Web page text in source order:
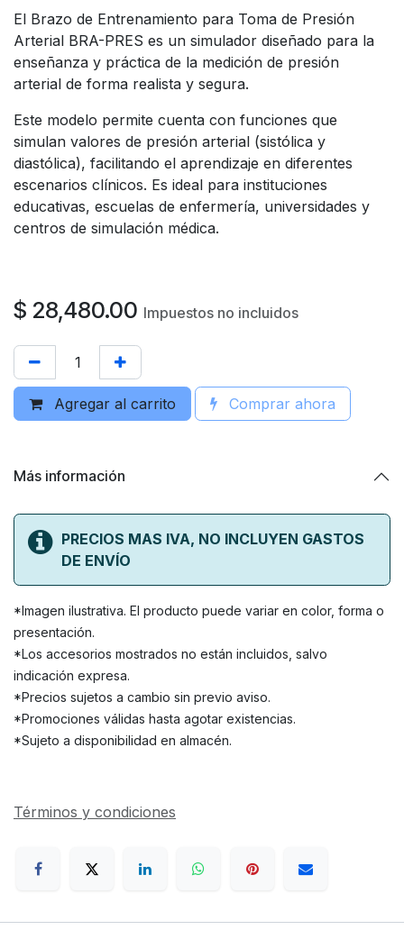
El Brazo de Entrenamiento para Toma de Presión
Arterial BRA-PRES es un simulador diseñado para la
enseñanza y práctica de la medición de presión
arterial de forma realista y segura.
Este modelo permite cuenta con funciones que
simulan valores de presión arterial (sistólica y
diastólica), facilitando el aprendizaje en diferentes
escenarios clínicos. Es ideal para instituciones
educativas, escuelas de enfermería, universidades y
centros de simulación médica.
$ 28,480.00 Impuestos no incluidos
Agregar al carrito Comprar ahora
Más información
PRECIOS MAS IVA, NO INCLUYEN GASTOS
DE ENVÍO
*Imagen ilustrativa. El producto puede variar en color, forma o
presentación.
*Los accesorios mostrados no están incluidos, salvo
indicación expresa.
*Precios sujetos a cambio sin previo aviso.
*Promociones válidas hasta agotar existencias.
*Sujeto a disponibilidad en almacén.
Términos y condiciones